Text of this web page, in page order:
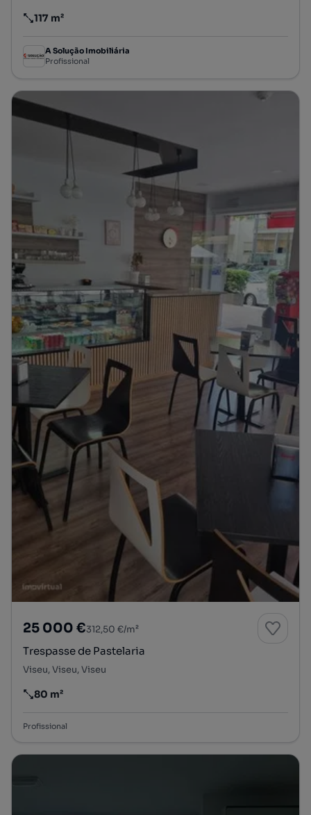
Preço por metro quadrado
117 m²
A Solução Imobiliária
Profissional
25 000 €312,50 €/m²
Trespasse de Pastelaria
Viseu, Viseu, Viseu
Preço por metro quadrado
80 m²
Profissional